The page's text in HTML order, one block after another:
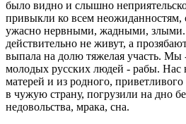
было видно и слышно
привыкли ко всем
ужасно нервными, жадными, злыми.
действительно не живут, а
выпала на долю тяжелая участь. Мы
молодых русских людей - рабы. Нас
матерей и из родного,
в чужую страну, погрузили на дно
недовольства, мрака, сна.